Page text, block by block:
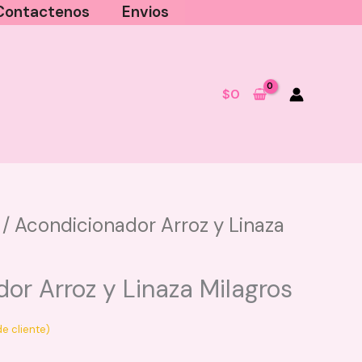
Envios
$0
/ Acondicionador Arroz y Linaza
Arroz y Linaza Milagros
cliente)
+ AGREGAR